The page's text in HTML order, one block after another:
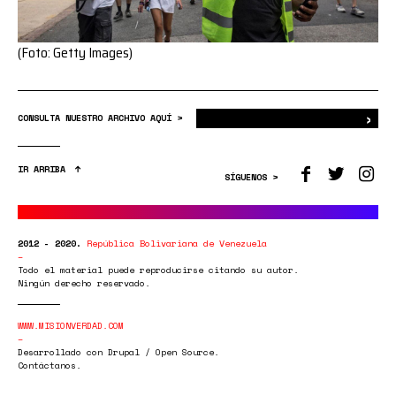
(Foto: Getty Images)
CONSULTA NUESTRO ARCHIVO AQUÍ > ›
IR ARRIBA
SÍGUENOS >
2012 - 2020. República Bolivariana de Venezuela
Todo el material puede reproducirse citando su autor.
Ningún derecho reservado.
WWW.MISIONVERDAD.COM
Desarrollado con Drupal / Open Source.
Contáctanos.